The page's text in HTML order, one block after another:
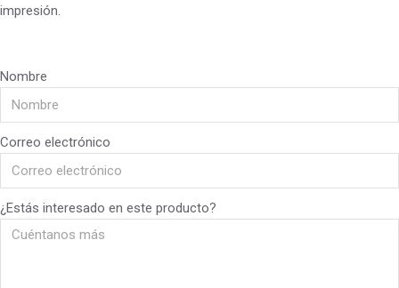
impresión.
Nombre
Correo electrónico
¿Estás interesado en este producto?